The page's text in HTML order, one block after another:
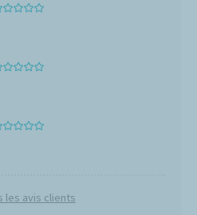
les avis clients